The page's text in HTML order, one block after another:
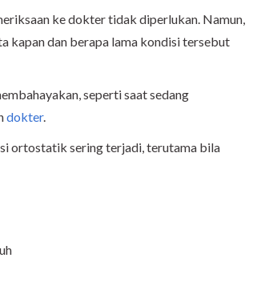
ke dokter tidak diperlukan. Namun,
kapan dan berapa lama kondisi tersebut
seperti saat sedang
dokter.
ortostatik sering terjadi, terutama bila